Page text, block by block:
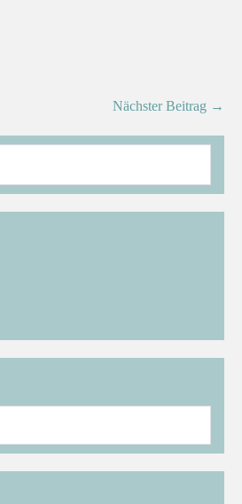
Nächster Beitrag →